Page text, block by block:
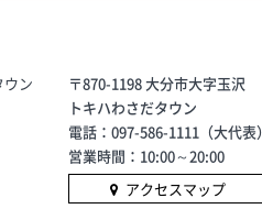
ウン
〒870-1198 大分市大字玉沢
トキハわさだタウン
電話：097-586-1111（大代表）
営業時間：10:00～20:00
アクセスマップ